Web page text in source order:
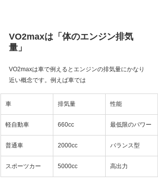
VO2maxは「体のエンジン排気
量」
VO2maxは車で例えるとエンジンの排気量にかなり
近い概念です。例えば車では
車 排気量 性能
軽自動車 660cc 最低限のパワー
普通車 2000cc バランス型
スポーツカー 5000cc 高出力